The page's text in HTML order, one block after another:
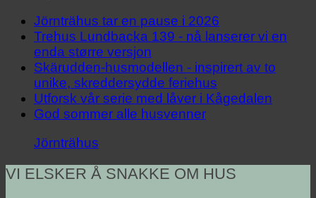
Jörnträhus tar en pause i 2026
Trehus Lundbacka 139 - nå lanserer vi en
enda større versjon
Skärudden-husmodellen - inspirert av to
unike, skreddersydde feriehus
Utforsk vår serie med låver i Kågedalen
God sommer alle husvenner
Jörnträhus
VI ELSKER Å SNAKKE OM HUS